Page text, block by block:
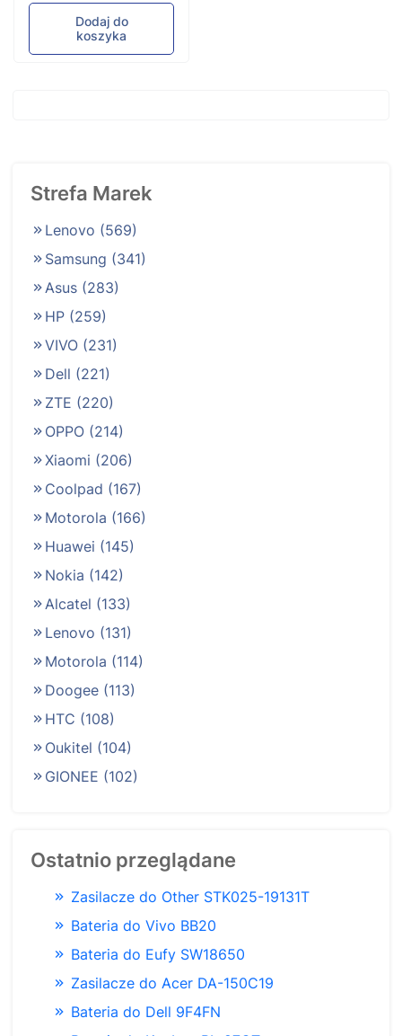
Strefa Marek
Lenovo (569)
Samsung (341)
Asus (283)
HP (259)
VIVO (231)
Dell (221)
ZTE (220)
OPPO (214)
Xiaomi (206)
Coolpad (167)
Motorola (166)
Huawei (145)
Nokia (142)
Alcatel (133)
Lenovo (131)
Motorola (114)
Doogee (113)
HTC (108)
Oukitel (104)
GIONEE (102)
Ostatnio przeglądane
Zasilacze do Other STK025-19131T
Bateria do Vivo BB20
Bateria do Eufy SW18650
Zasilacze do Acer DA-150C19
Bateria do Dell 9F4FN
Dodaj do
koszyka